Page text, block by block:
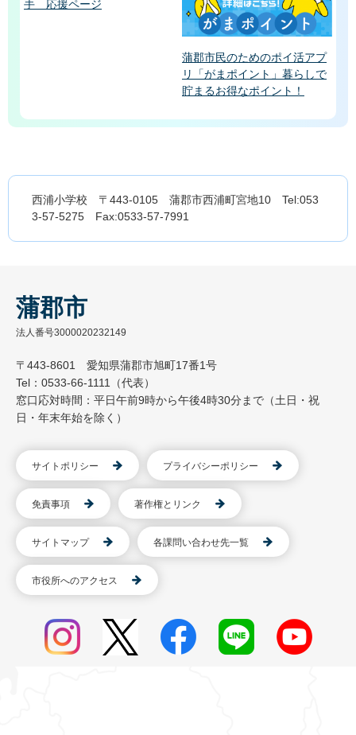
手 応援ページ
蒲郡市民のためのポイ活アプ
リ「がまポイント」暮らしで
貯まるお得なポイント！
西浦小学校 〒443-0105 蒲郡市西浦町宮地10 Tel:053
3-57-5275 Fax:0533-57-7991
蒲郡市
法人番号3000020232149
〒443-8601 愛知県蒲郡市旭町17番1号
Tel：0533-66-1111（代表）
窓口応対時間：平日午前9時から午後4時30分まで（土日・祝
日・年末年始を除く）
サイトポリシー プライバシーポリシー
免責事項 著作権とリンク
サイトマップ 各課問い合わせ先一覧
市役所へのアクセス